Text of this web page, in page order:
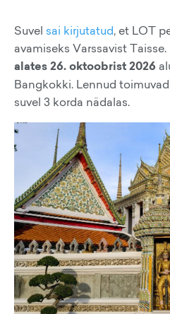
Suvel sai kirjutatud, et LOT
avamiseks Varssavist
alates 26. oktoobrist 2026
Bangkokki. Lennud
suvel 3 korda nädalas.